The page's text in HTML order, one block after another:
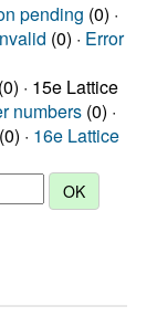
pending (0) ·
(0) · Error
(0) · 15e Lattice
numbers (0) ·
(0) · 16e Lattice